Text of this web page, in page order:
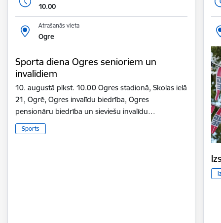
10.00
Atrašanās vieta
Ogre
Sporta diena Ogres senioriem un
invalīdiem
10. augustā plkst. 10.00 Ogres stadionā, Skolas ielā
21, Ogrē, Ogres invalīdu biedrība, Ogres
pensionāru biedrība un sieviešu invalīdu…
Sports